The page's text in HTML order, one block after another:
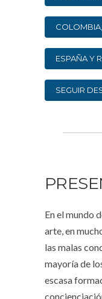
ESPAÑA Y
SEGUIR
En el mundo
arte, en
las malas
mayoría de
escasa